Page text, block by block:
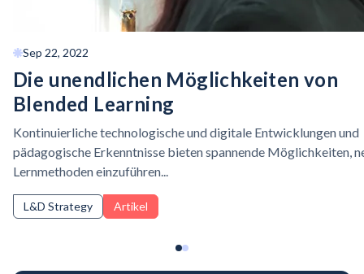
Sep 22, 2022
Die unendlichen Möglichkeiten von
Blended Learning
Kontinuierliche technologische und digitale Entwicklungen und
pädagogische Erkenntnisse bieten spannende Möglichkeiten,
Lernmethoden einzuführen...
L&D Strategy Artikel